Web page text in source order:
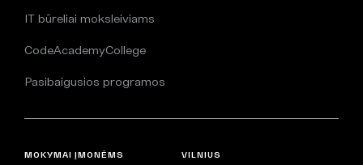
IT būreliai moksleiviams
CodeAcademyCollege
Pasibaigusios programos
MOKYMAI ĮMONĖMS VILNIUS